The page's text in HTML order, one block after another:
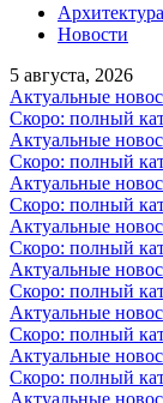
Архитектура
Новости
5 августа, 2026
Актуальные
Скоро: полный
Актуальные
Скоро: полный
Актуальные
Скоро: полный
Актуальные
Скоро: полный
Актуальные
Скоро: полный
Актуальные
Скоро: полный
Актуальные
Скоро: полный
Актуальные